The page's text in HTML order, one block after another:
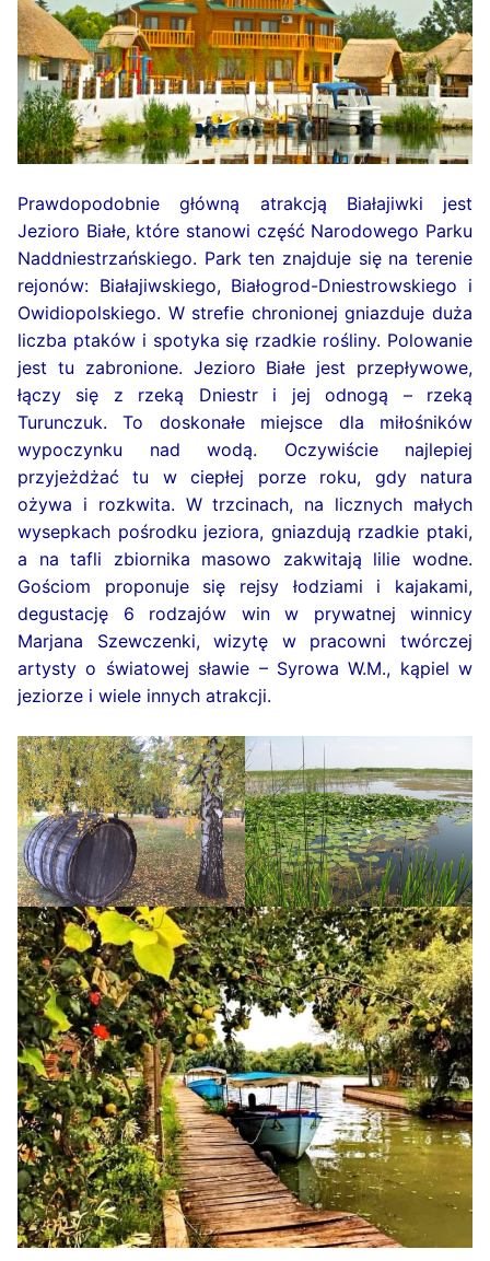
Prawdopodobnie główną atrakcją Białajiwki jest
Jezioro Białe, które stanowi część Narodowego Parku
Naddniestrzańskiego. Park ten znajduje się na terenie
rejonów: Białajiwskiego, Białogrod-Dniestrowskiego i
Owidiopolskiego. W strefie chronionej gniazduje duża
liczba ptaków i spotyka się rzadkie rośliny. Polowanie
jest tu zabronione. Jezioro Białe jest przepływowe,
łączy się z rzeką Dniestr i jej odnogą – rzeką
Turunczuk. To doskonałe miejsce dla miłośników
wypoczynku nad wodą. Oczywiście najlepiej
przyjeżdżać tu w ciepłej porze roku, gdy natura
ożywa i rozkwita. W trzcinach, na licznych małych
wysepkach pośrodku jeziora, gniazdują rzadkie ptaki,
a na tafli zbiornika masowo zakwitają lilie wodne.
Gościom proponuje się rejsy łodziami i kajakami,
degustację 6 rodzajów win w prywatnej winnicy
Marjana Szewczenki, wizytę w pracowni twórczej
artysty o światowej sławie – Syrowa W.M., kąpiel w
jeziorze i wiele innych atrakcji.